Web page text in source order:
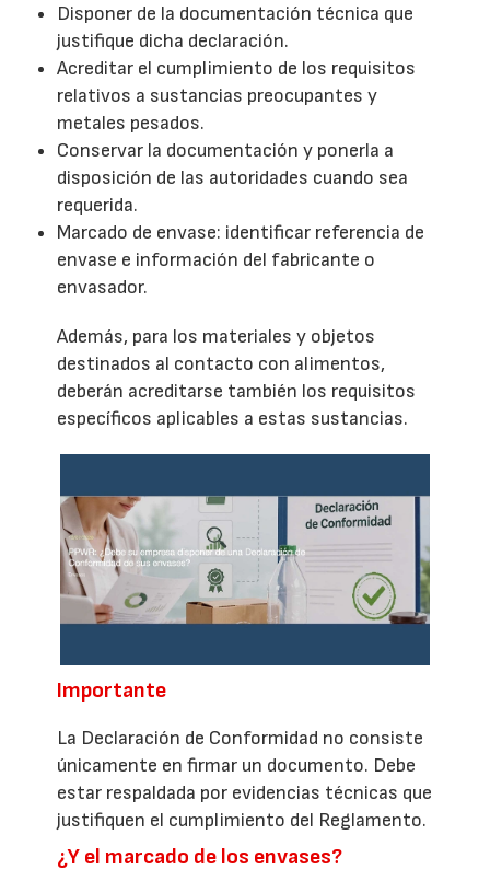
Disponer de la documentación técnica que
justifique dicha declaración.
Acreditar el cumplimiento de los requisitos
relativos a sustancias preocupantes y
metales pesados.
Conservar la documentación y ponerla a
disposición de las autoridades cuando sea
requerida.
Marcado de envase: identificar referencia de
envase e información del fabricante o
envasador.
Además, para los materiales y objetos
destinados al contacto con alimentos,
deberán acreditarse también los requisitos
específicos aplicables a estas sustancias.
Importante
La Declaración de Conformidad no consiste
únicamente en firmar un documento. Debe
estar respaldada por evidencias técnicas que
justifiquen el cumplimiento del Reglamento.
¿Y el marcado de los envases?